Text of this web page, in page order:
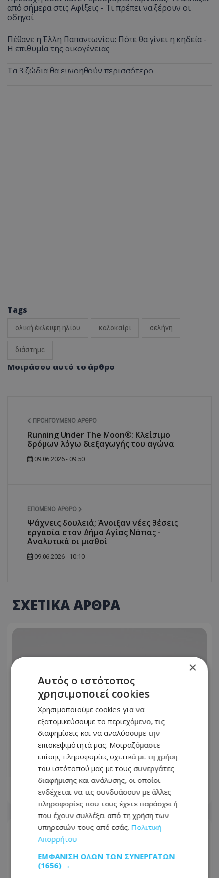
από σήμερα στις Αφίξεις - Τι πρέπει να ξέρουν οι
οδηγοί
Πέθανε η Έλλη Παπαντωνίου: Πότε θα γίνει η κηδεία -
Η επιθυμία της οικογένειας
Τα 3 ζώδια θα ευνοηθούν περισσότερο
Tags
ολική έκλειψη ηλίου καλοκαίρι σελήνη
διάστημα
Μοιράσου αυτό το άρθρο
ΠΡΟΗΓΟΎΜΕΝΟ ΆΡΘΡΟ
Running Under The Moon®: Κλείσιμο
δρόμων λόγω διεξαγωγής του αγώνα
09.06.2026 - 09:50
ΕΠΌΜΕΝΟ ΆΡΘΡΟ
Ψάχνεις δουλειά; Άνοιξαν νέες θέσεις
εργασία στον Δήμο Αγίας Νάπας -
Αναλυτικά οι μισθοί
09.06.2026 - 10:10
ΣΧΕΤΙΚΑ ΑΡΘΡΑ
Τα 3 ζώδια θα ευνοηθούν
περισσότερο
07.08.2026 - 10:26
×
Αυτός ο ιστότοπος
χρησιμοποιεί cookies
Χρησιμοποιούμε cookies για να
εξατομικεύσουμε το περιεχόμενο, τις
διαφημίσεις και να αναλύσουμε την
επισκεψιμότητά μας. Μοιραζόμαστε
επίσης πληροφορίες σχετικά με τη χρήση
του ιστότοπού μας με τους συνεργάτες
διαφήμισης και ανάλυσης, οι οποίοι
ενδέχεται να τις συνδυάσουν με άλλες
πληροφορίες που τους έχετε παράσχει ή
που έχουν συλλέξει από τη χρήση των
υπηρεσιών τους από εσάς. Πολιτική
Απορρήτου
ΕΜΦΆΝΙΣΗ ΌΛΩΝ ΤΩΝ ΣΥΝΕΡΓΑΤΏΝ
(1656) →